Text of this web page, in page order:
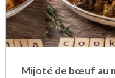
Mijoté de bœuf au